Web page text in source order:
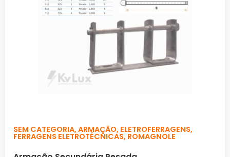
SEM CATEGORIA, ARMAÇÃO, ELETROFERRAGENS,
FERRAGENS ELETROTÉCNICAS, ROMAGNOLE